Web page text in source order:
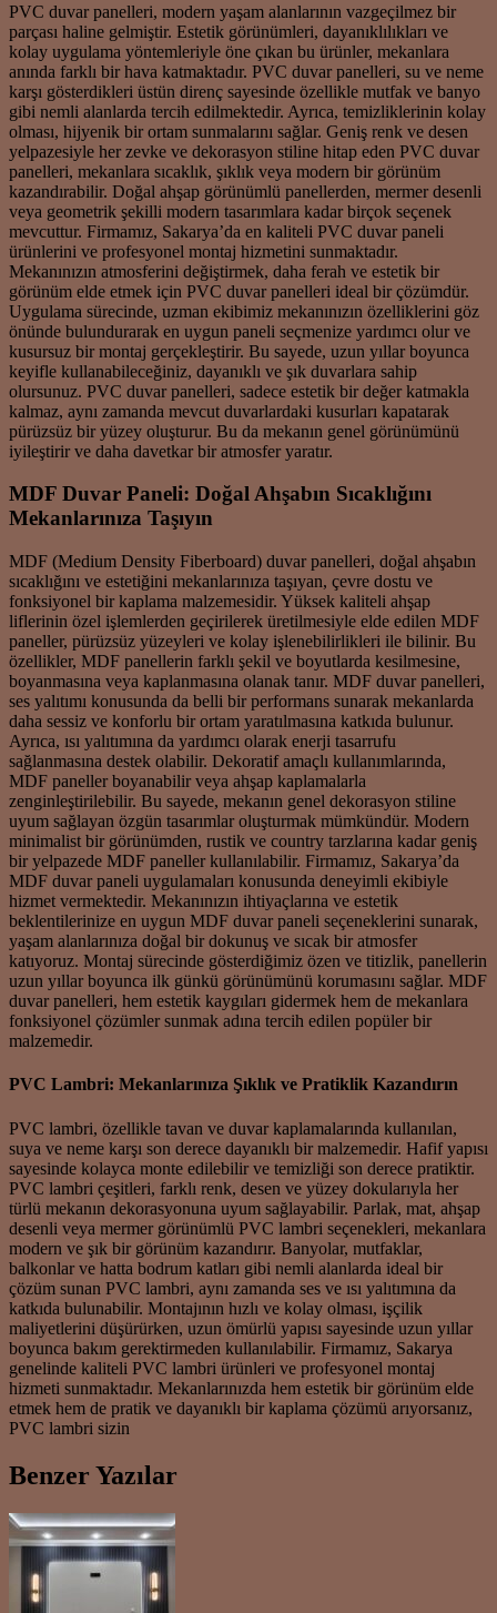
PVC duvar panelleri, modern yaşam alanlarının vazgeçilmez bir
parçası haline gelmiştir. Estetik görünümleri, dayanıklılıkları ve
kolay uygulama yöntemleriyle öne çıkan bu ürünler, mekanlara
anında farklı bir hava katmaktadır. PVC duvar panelleri, su ve neme
karşı gösterdikleri üstün direnç sayesinde özellikle mutfak ve banyo
gibi nemli alanlarda tercih edilmektedir. Ayrıca, temizliklerinin kolay
olması, hijyenik bir ortam sunmalarını sağlar. Geniş renk ve desen
yelpazesiyle her zevke ve dekorasyon stiline hitap eden PVC duvar
panelleri, mekanlara sıcaklık, şıklık veya modern bir görünüm
kazandırabilir. Doğal ahşap görünümlü panellerden, mermer desenli
veya geometrik şekilli modern tasarımlara kadar birçok seçenek
mevcuttur. Firmamız, Sakarya’da en kaliteli PVC duvar paneli
ürünlerini ve profesyonel montaj hizmetini sunmaktadır.
Mekanınızın atmosferini değiştirmek, daha ferah ve estetik bir
görünüm elde etmek için PVC duvar panelleri ideal bir çözümdür.
Uygulama sürecinde, uzman ekibimiz mekanınızın özelliklerini göz
önünde bulundurarak en uygun paneli seçmenize yardımcı olur ve
kusursuz bir montaj gerçekleştirir. Bu sayede, uzun yıllar boyunca
keyifle kullanabileceğiniz, dayanıklı ve şık duvarlara sahip
olursunuz. PVC duvar panelleri, sadece estetik bir değer katmakla
kalmaz, aynı zamanda mevcut duvarlardaki kusurları kapatarak
pürüzsüz bir yüzey oluşturur. Bu da mekanın genel görünümünü
iyileştirir ve daha davetkar bir atmosfer yaratır.
MDF Duvar Paneli: Doğal Ahşabın Sıcaklığını
Mekanlarınıza Taşıyın
MDF (Medium Density Fiberboard) duvar panelleri, doğal ahşabın
sıcaklığını ve estetiğini mekanlarınıza taşıyan, çevre dostu ve
fonksiyonel bir kaplama malzemesidir. Yüksek kaliteli ahşap
liflerinin özel işlemlerden geçirilerek üretilmesiyle elde edilen MDF
paneller, pürüzsüz yüzeyleri ve kolay işlenebilirlikleri ile bilinir. Bu
özellikler, MDF panellerin farklı şekil ve boyutlarda kesilmesine,
boyanmasına veya kaplanmasına olanak tanır. MDF duvar panelleri,
ses yalıtımı konusunda da belli bir performans sunarak mekanlarda
daha sessiz ve konforlu bir ortam yaratılmasına katkıda bulunur.
Ayrıca, ısı yalıtımına da yardımcı olarak enerji tasarrufu
sağlanmasına destek olabilir. Dekoratif amaçlı kullanımlarında,
MDF paneller boyanabilir veya ahşap kaplamalarla
zenginleştirilebilir. Bu sayede, mekanın genel dekorasyon stiline
uyum sağlayan özgün tasarımlar oluşturmak mümkündür. Modern
minimalist bir görünümden, rustik ve country tarzlarına kadar geniş
bir yelpazede MDF paneller kullanılabilir. Firmamız, Sakarya’da
MDF duvar paneli uygulamaları konusunda deneyimli ekibiyle
hizmet vermektedir. Mekanınızın ihtiyaçlarına ve estetik
beklentilerinize en uygun MDF duvar paneli seçeneklerini sunarak,
yaşam alanlarınıza doğal bir dokunuş ve sıcak bir atmosfer
katıyoruz. Montaj sürecinde gösterdiğimiz özen ve titizlik, panellerin
uzun yıllar boyunca ilk günkü görünümünü korumasını sağlar. MDF
duvar panelleri, hem estetik kaygıları gidermek hem de mekanlara
fonksiyonel çözümler sunmak adına tercih edilen popüler bir
malzemedir.
PVC Lambri: Mekanlarınıza Şıklık ve Pratiklik Kazandırın
PVC lambri, özellikle tavan ve duvar kaplamalarında kullanılan,
suya ve neme karşı son derece dayanıklı bir malzemedir. Hafif yapısı
sayesinde kolayca monte edilebilir ve temizliği son derece pratiktir.
PVC lambri çeşitleri, farklı renk, desen ve yüzey dokularıyla her
türlü mekanın dekorasyonuna uyum sağlayabilir. Parlak, mat, ahşap
desenli veya mermer görünümlü PVC lambri seçenekleri, mekanlara
modern ve şık bir görünüm kazandırır. Banyolar, mutfaklar,
balkonlar ve hatta bodrum katları gibi nemli alanlarda ideal bir
çözüm sunan PVC lambri, aynı zamanda ses ve ısı yalıtımına da
katkıda bulunabilir. Montajının hızlı ve kolay olması, işçilik
maliyetlerini düşürürken, uzun ömürlü yapısı sayesinde uzun yıllar
boyunca bakım gerektirmeden kullanılabilir. Firmamız, Sakarya
genelinde kaliteli PVC lambri ürünleri ve profesyonel montaj
hizmeti sunmaktadır. Mekanlarınızda hem estetik bir görünüm elde
etmek hem de pratik ve dayanıklı bir kaplama çözümü arıyorsanız,
PVC lambri sizin
Benzer Yazılar